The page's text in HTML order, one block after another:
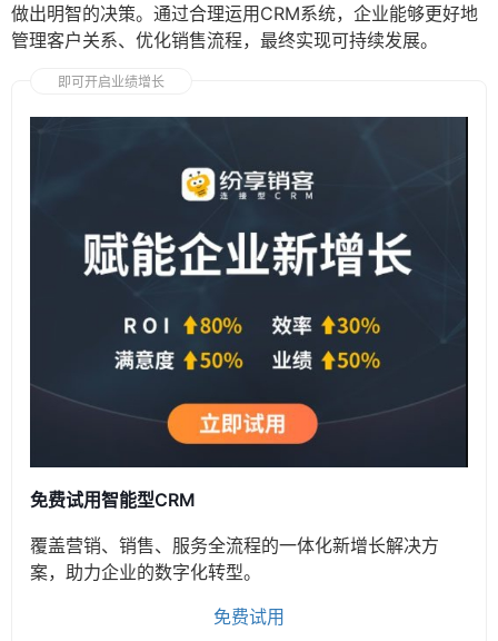
做出明智的决策。通过合理运用CRM系统，企业能够更好地
管理客户关系、优化销售流程，最终实现可持续发展。
即可开启业绩增长
免费试用智能型CRM
覆盖营销、销售、服务全流程的一体化新增长解决方
案，助力企业的数字化转型。
免费试用